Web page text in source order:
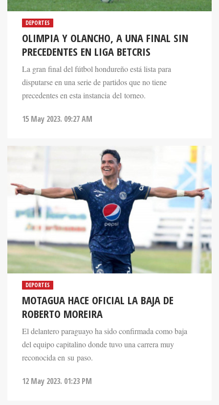
DEPORTES
OLIMPIA Y OLANCHO, A UNA FINAL SIN
PRECEDENTES EN LIGA BETCRIS
La gran final del fútbol hondureño está lista para
disputarse en una serie de partidos que no tiene
precedentes en esta instancia del torneo.
15 May 2023. 09:27 AM
DEPORTES
MOTAGUA HACE OFICIAL LA BAJA DE
ROBERTO MOREIRA
El delantero paraguayo ha sido confirmada como baja
del equipo capitalino donde tuvo una carrera muy
reconocida en su paso.
12 May 2023. 01:23 PM